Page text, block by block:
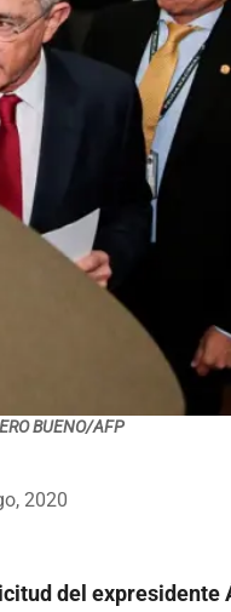
BUENO/AFP
2020
del expresidente